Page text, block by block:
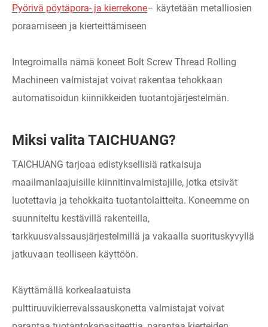
Pyörivä pöytäpora- ja kierrekone– käytetään metalliosien
poraamiseen ja kierteittämiseen
Integroimalla nämä koneet Bolt Screw Thread Rolling
Machineen valmistajat voivat rakentaa tehokkaan
automatisoidun kiinnikkeiden tuotantojärjestelmän.
Miksi valita TAICHUANG?
TAICHUANG tarjoaa edistyksellisiä ratkaisuja
maailmanlaajuisille kiinnitinvalmistajille, jotka etsivät
luotettavia ja tehokkaita tuotantolaitteita. Koneemme on
suunniteltu kestävillä rakenteilla,
tarkkuusvalssausjärjestelmillä ja vakaalla suorituskyvyllä
jatkuvaan teolliseen käyttöön.
Käyttämällä korkealaatuista
pulttiruuvikierrevalssauskonetta valmistajat voivat